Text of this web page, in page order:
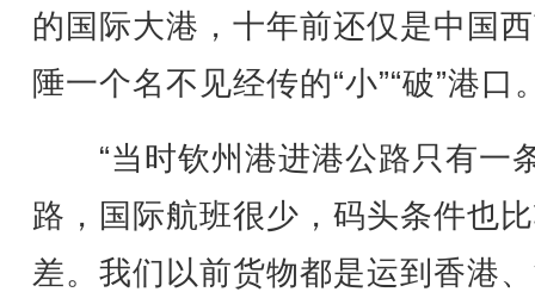
的国际大港，十年前还仅是中国
陲一个名不见经传的“小”“破”港口
“当时钦州港进港公路只有一
路，国际航班很少，码头条件也
差。我们以前货物都是运到香港